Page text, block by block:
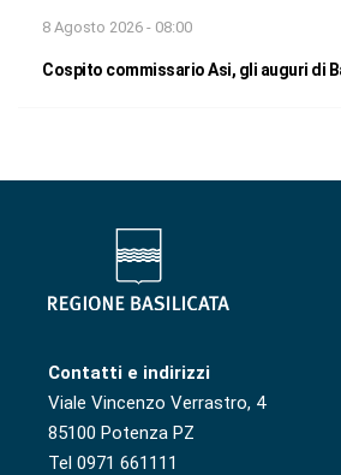
8 Agosto 2026 - 08:00
Cospito commissario Asi, gli auguri di
Contatti e indirizzi
Viale Vincenzo Verrastro, 4
85100 Potenza PZ
Tel 0971 661111